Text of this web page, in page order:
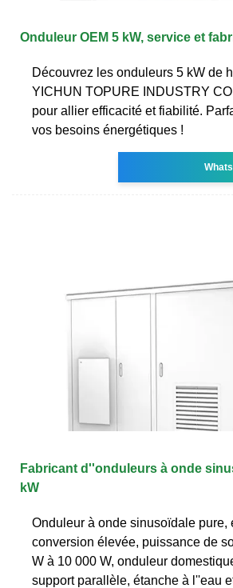
Onduleur OEM 5 kW, service et
Découvrez les onduleurs 5 kW de
YICHUN TOPURE INDUSTRY
pour allier efficacité et fiabilité.
vos besoins énergétiques !
Fabricant d''onduleurs à onde
kW
Onduleur à onde sinusoïdale pure,
conversion élevée, puissance de
W à 10 000 W, onduleur
support parallèle, étanche à l''eau